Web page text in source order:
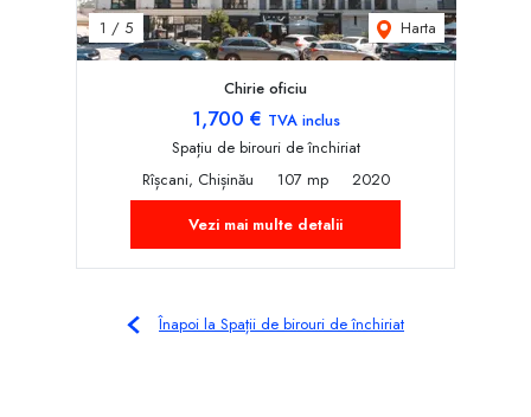
1 / 5 Harta
Chirie oficiu
1,700 € TVA inclus
Spațiu de birouri de închiriat
Rîșcani, Chișinău
107 mp
2020
Vezi mai multe detalii
Înapoi la Spații de birouri de închiriat